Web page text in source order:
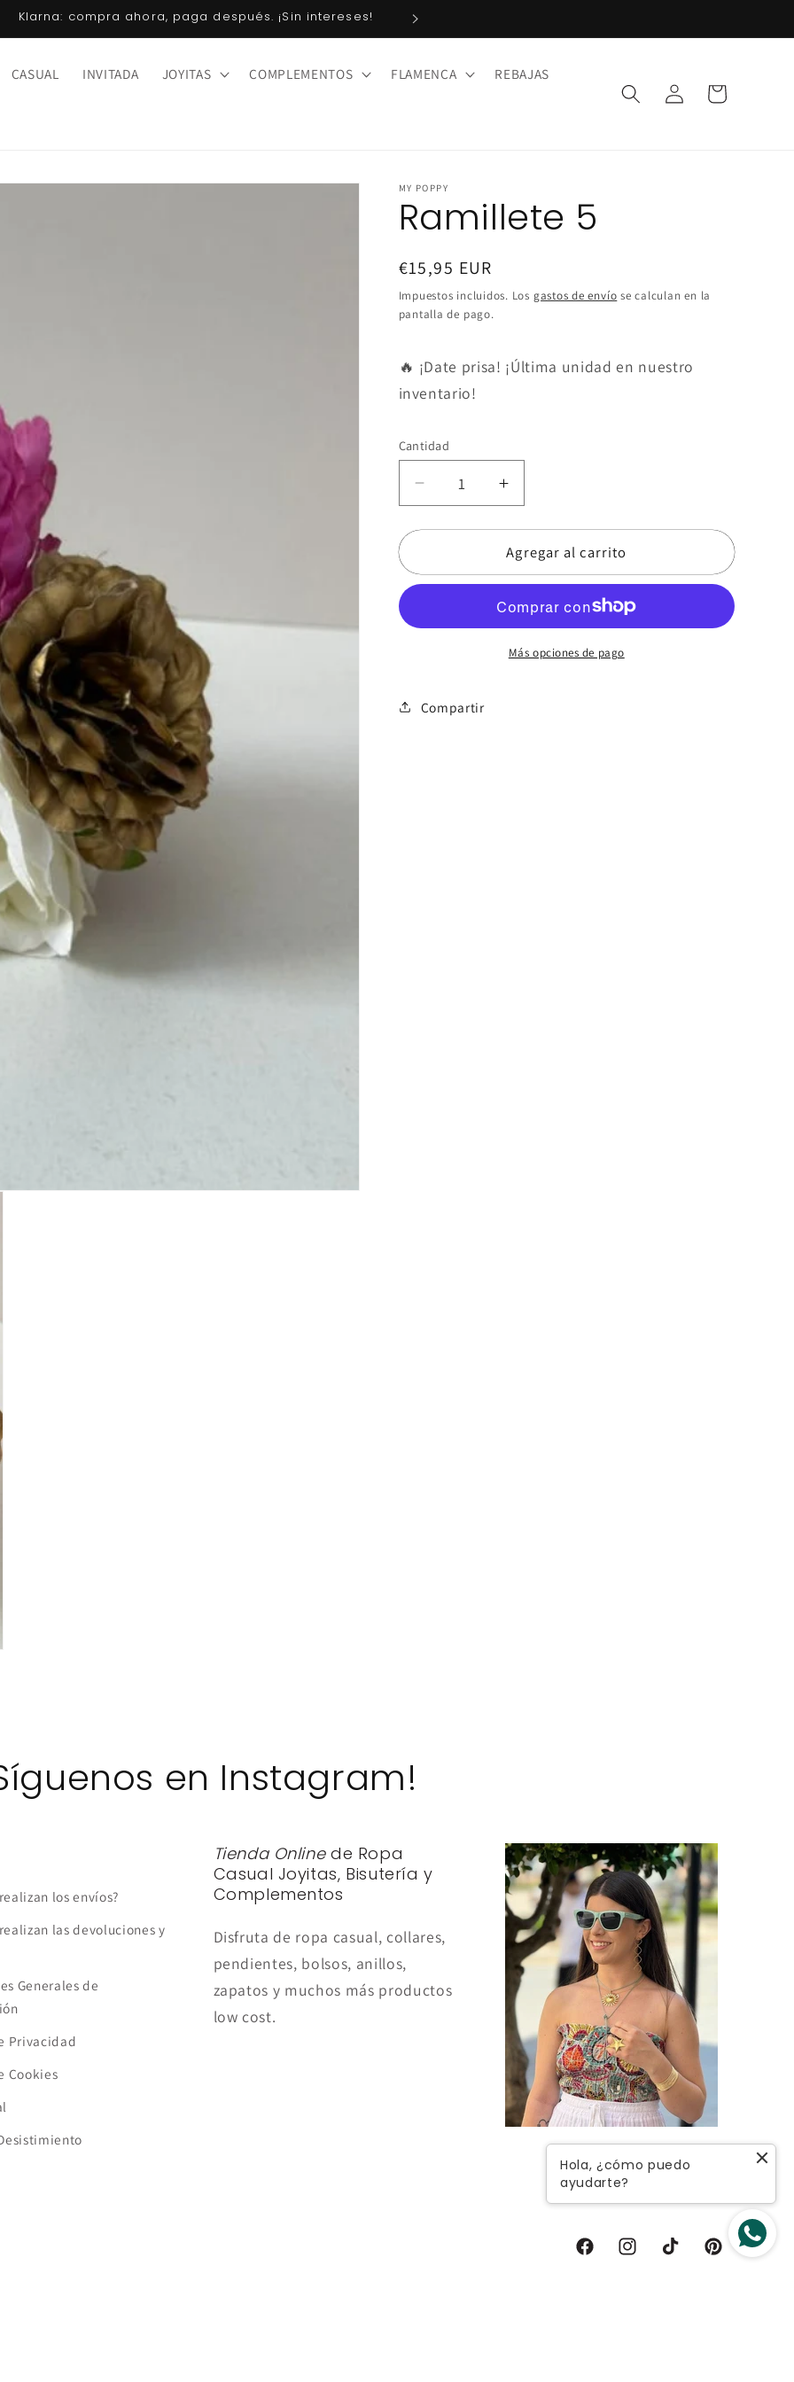
Klarna: compra ahora, paga después. ¡Sin intereses!
CASUAL INVITADA JOYITAS COMPLEMENTOS FLAMENCA REBAJAS
Iniciar
sesión
Carrito
MY POPPY
Ramillete 5
Precio
habitual
€15,95 EUR
Impuestos incluidos. Los gastos de envío se calculan en la
pantalla de pago.
🔥 ¡Date prisa! ¡Última unidad en nuestro
inventario!
Cantidad
Reducir
cantidad
para
5
Aumentar
cantidad
para
Ramillete
5
Agregar al carrito
Más opciones de pago
Compartir
en Instagram!
los envíos?
las devoluciones y
Generales de
Privacidad
Cookies
Tienda Onlinede Ropa
Casual Joyitas, Bisutería y
Complementos
Disfruta de ropa casual, collares,
pendientes, bolsos, anillos,
zapatos y muchos más productos
low cost.
FacebookInstagramTikTok Pinterest
Hola, ¿cómo puedo
ayudarte?